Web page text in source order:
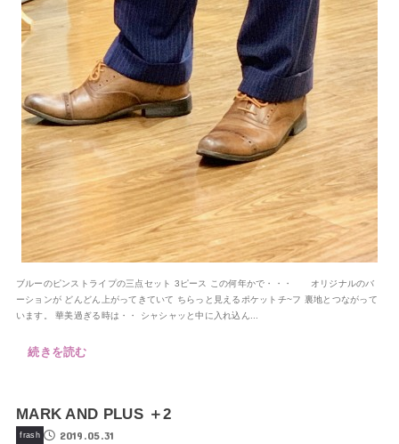
ブルーのピンストライプの三点セット 3ピース この何年かで・・・ オリジナルのバ
ーションが どんどん上がってきていて ちらっと見えるポケットチ~フ 裏地とつながって
います。 華美過ぎる時は・・ シャシャッと中に入れ込ん...
続きを読む
MARK AND PLUS ＋2
frash 2019.05.31